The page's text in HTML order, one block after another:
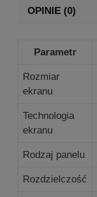
OPINIE (0)
Parametr
Rozmiar
ekranu
Technologia
ekranu
Rodzaj panelu
Rozdzielczość